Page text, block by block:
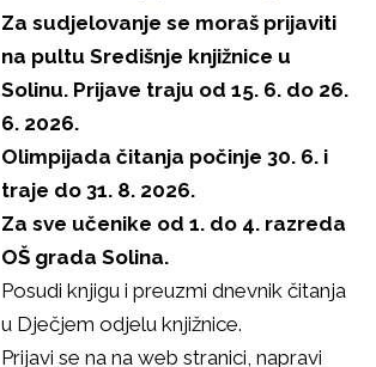
Za sudjelovanje se moraš prijaviti
na pultu Središnje knjižnice u
Solinu. Prijave traju od 15. 6. do 26.
6. 2026.
Olimpijada čitanja počinje 30. 6. i
traje do 31. 8. 2026.
Za sve učenike od 1. do 4. razreda
OŠ grada Solina.
Posudi knjigu i preuzmi dnevnik čitanja
u Dječjem odjelu knjižnice.
Prijavi se na na web stranici, napravi